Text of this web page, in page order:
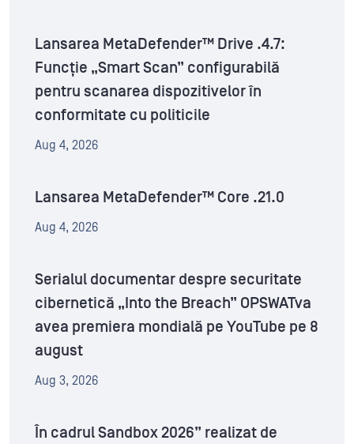
Lansarea MetaDefender™ Drive .4.7:
Funcție „Smart Scan” configurabilă
pentru scanarea dispozitivelor în
conformitate cu politicile
Aug 4, 2026
Lansarea MetaDefender™ Core .21.0
Aug 4, 2026
Serialul documentar despre securitate
cibernetică „Into the Breach” OPSWATva
avea premiera mondială pe YouTube pe 8
august
Aug 3, 2026
În cadrul Sandbox 2026” realizat de